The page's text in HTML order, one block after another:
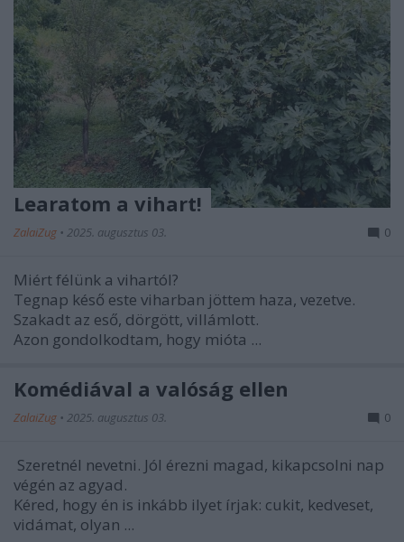
Learatom a vihart!
ZalaiZug • 2025. augusztus 03. 0
Miért félünk a vihartól?
Tegnap késő este viharban jöttem haza, vezetve.
Szakadt az eső, dörgött, villámlott.
Azon gondolkodtam, hogy mióta ...
Komédiával a valóság ellen
ZalaiZug • 2025. augusztus 03. 0
Szeretnél nevetni. Jól érezni magad, kikapcsolni nap
végén az agyad.
Kéred, hogy én is inkább ilyet írjak: cukit, kedveset,
vidámat, olyan ...